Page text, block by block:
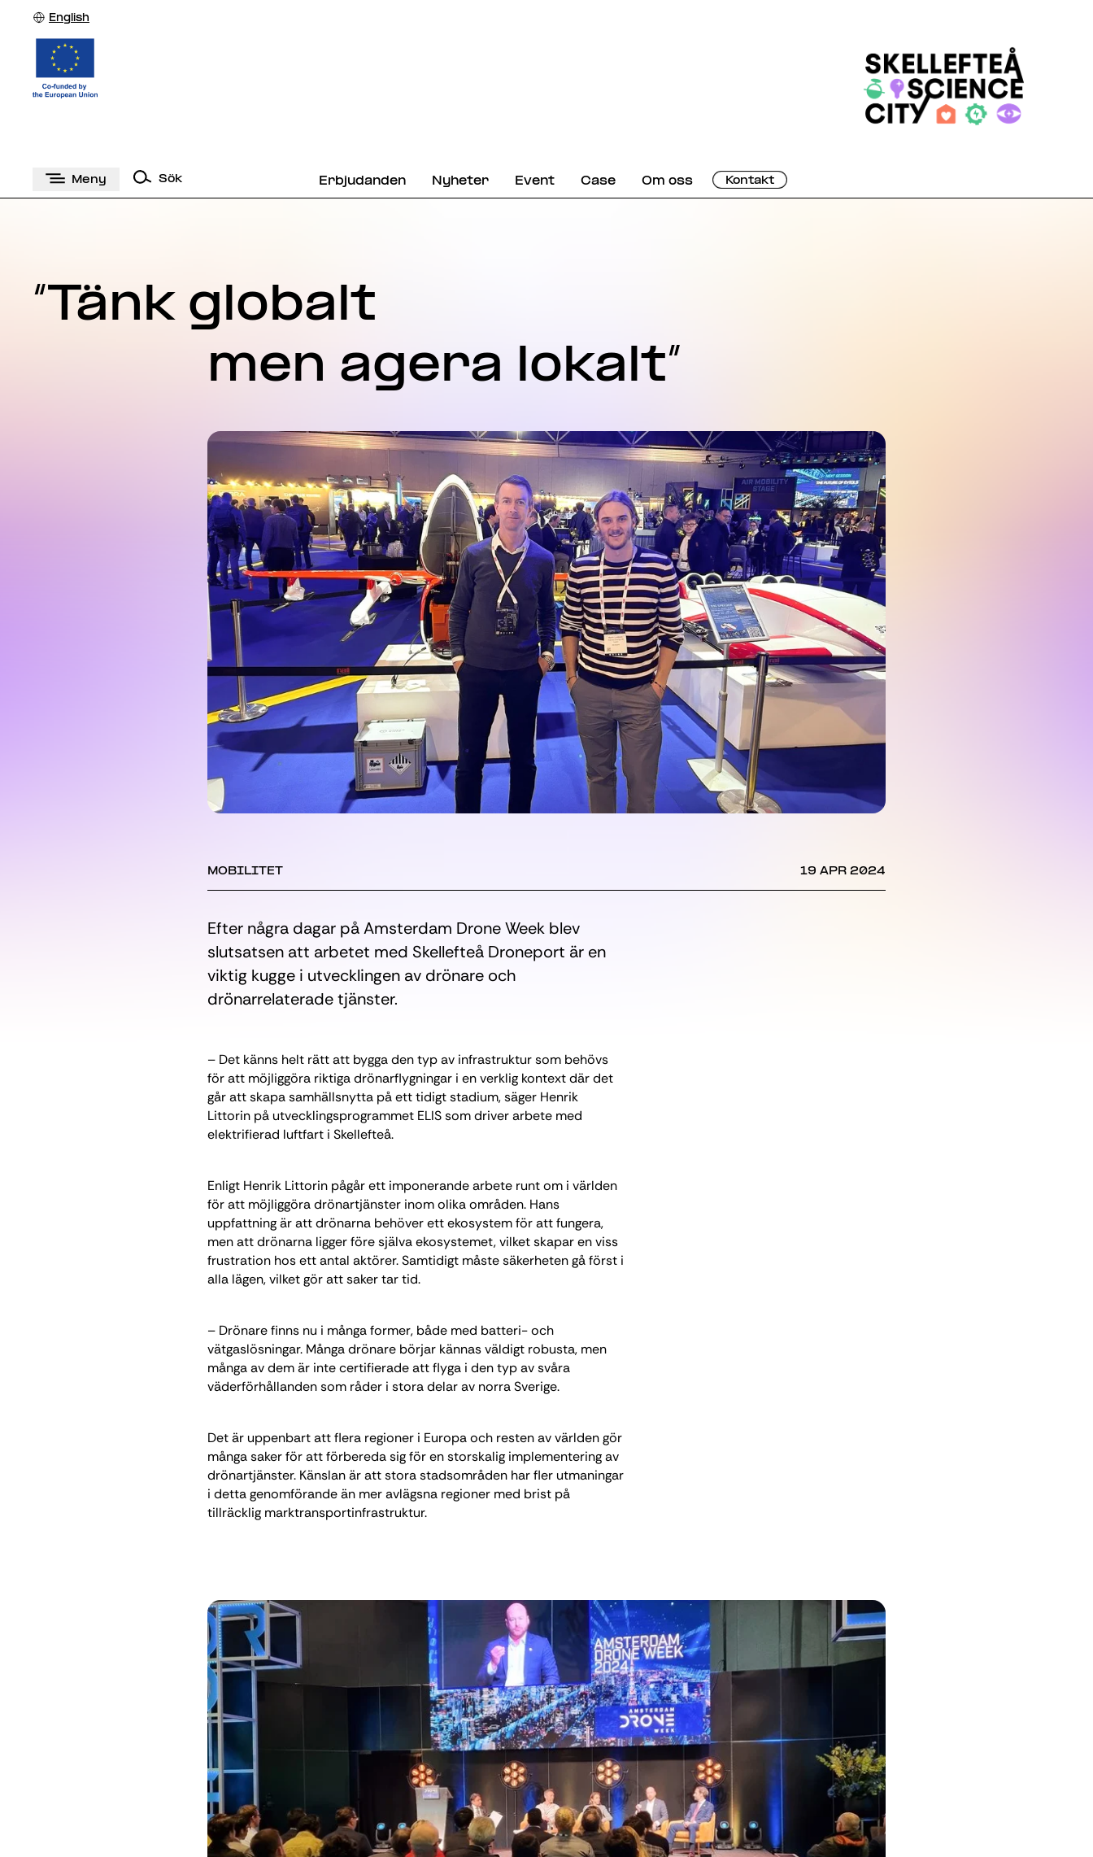
English
Meny Sök Erbjudanden Nyheter Event Case Om oss Kontakt
“Tänk globalt
men agera lokalt”
MOBILITET 19 APR 2024
Efter några dagar på Amsterdam Drone Week blev
slutsatsen att arbetet med Skellefteå Droneport är en
viktig kugge i utvecklingen av drönare och
drönarrelaterade tjänster.
– Det känns helt rätt att bygga den typ av infrastruktur som behövs
för att möjliggöra riktiga drönarflygningar i en verklig kontext där det
går att skapa samhällsnytta på ett tidigt stadium, säger Henrik
Littorin på utvecklingsprogrammet ELIS som driver arbete med
elektrifierad luftfart i Skellefteå.
Enligt Henrik Littorin pågår ett imponerande arbete runt om i världen
för att möjliggöra drönartjänster inom olika områden. Hans
uppfattning är att drönarna behöver ett ekosystem för att fungera,
men att drönarna ligger före själva ekosystemet, vilket skapar en viss
frustration hos ett antal aktörer. Samtidigt måste säkerheten gå först i
alla lägen, vilket gör att saker tar tid.
– Drönare finns nu i många former, både med batteri- och
vätgaslösningar. Många drönare börjar kännas väldigt robusta, men
många av dem är inte certifierade att flyga i den typ av svåra
väderförhållanden som råder i stora delar av norra Sverige.
Det är uppenbart att flera regioner i Europa och resten av världen gör
många saker för att förbereda sig för en storskalig implementering av
drönartjänster. Känslan är att stora stadsområden har fler utmaningar
i detta genomförande än mer avlägsna regioner med brist på
tillräcklig marktransportinfrastruktur.